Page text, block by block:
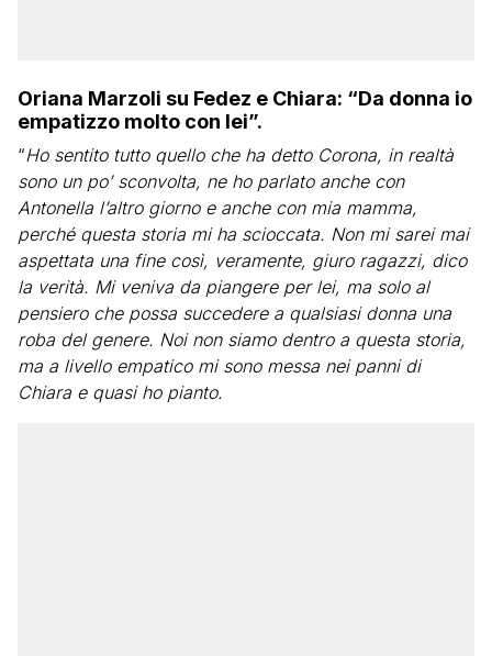
Oriana Marzoli su Fedez e Chiara: “Da donna io
empatizzo molto con lei”.
“Ho sentito tutto quello che ha detto Corona, in realtà
sono un po’ sconvolta, ne ho parlato anche con
Antonella l’altro giorno e anche con mia mamma,
perché questa storia mi ha scioccata. Non mi sarei mai
aspettata una fine così, veramente, giuro ragazzi, dico
la verità. Mi veniva da piangere per lei, ma solo al
pensiero che possa succedere a qualsiasi donna una
roba del genere. Noi non siamo dentro a questa storia,
ma a livello empatico mi sono messa nei panni di
Chiara e quasi ho pianto.